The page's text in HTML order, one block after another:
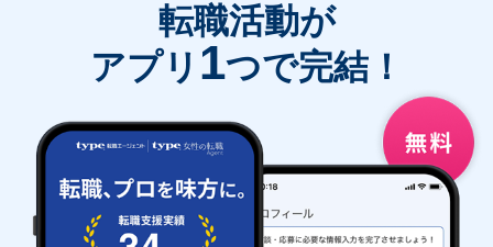
転職活動が
アプリ 1つで完結！